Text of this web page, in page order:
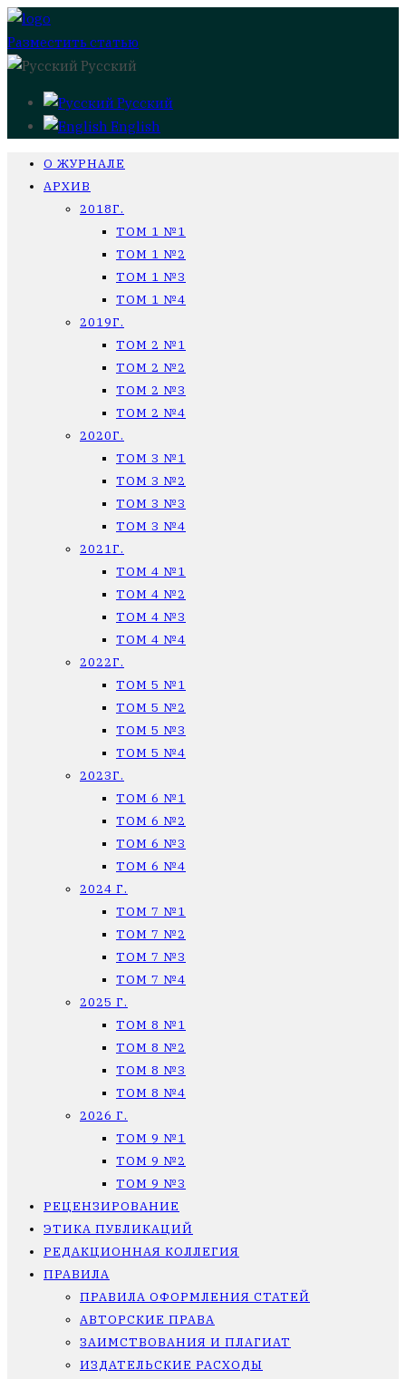
Разместить статью
Русский
Русский
English
О ЖУРНАЛЕ
АРХИВ
2018Г.
ТОМ 1 №1
ТОМ 1 №2
ТОМ 1 №3
ТОМ 1 №4
2019Г.
ТОМ 2 №1
ТОМ 2 №2
ТОМ 2 №3
ТОМ 2 №4
2020Г.
ТОМ 3 №1
ТОМ 3 №2
ТОМ 3 №3
ТОМ 3 №4
2021Г.
ТОМ 4 №1
ТОМ 4 №2
ТОМ 4 №3
ТОМ 4 №4
2022Г.
ТОМ 5 №1
ТОМ 5 №2
ТОМ 5 №3
ТОМ 5 №4
2023Г.
ТОМ 6 №1
ТОМ 6 №2
ТОМ 6 №3
ТОМ 6 №4
2024 Г.
ТОМ 7 №1
ТОМ 7 №2
ТОМ 7 №3
ТОМ 7 №4
2025 Г.
ТОМ 8 №1
ТОМ 8 №2
ТОМ 8 №3
ТОМ 8 №4
2026 Г.
ТОМ 9 №1
ТОМ 9 №2
ТОМ 9 №3
РЕЦЕНЗИРОВАНИЕ
ЭТИКА ПУБЛИКАЦИЙ
РЕДАКЦИОННАЯ КОЛЛЕГИЯ
ПРАВИЛА
ПРАВИЛА ОФОРМЛЕНИЯ СТАТЕЙ
АВТОРСКИЕ ПРАВА
ЗАИМСТВОВАНИЯ И ПЛАГИАТ
ИЗДАТЕЛЬСКИЕ РАСХОДЫ